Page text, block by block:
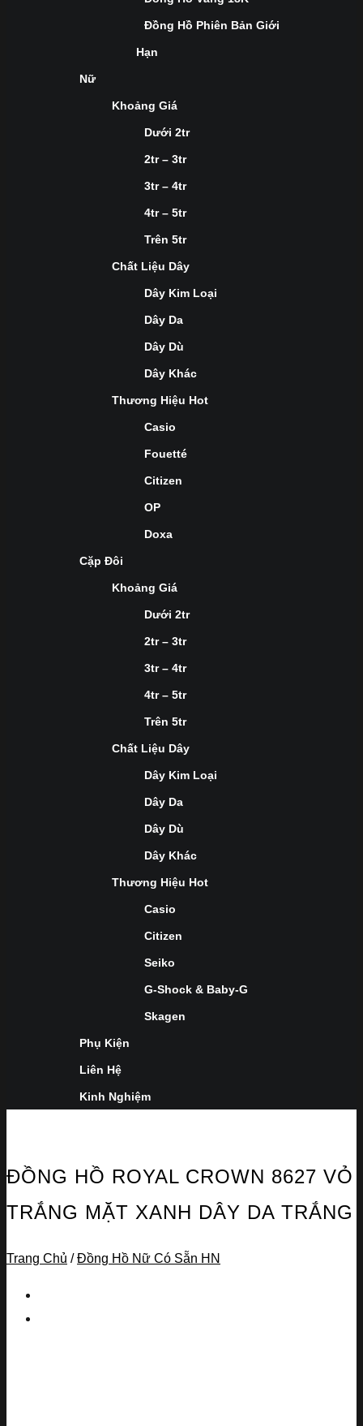
Đồng Hồ Phiên Bản Giới
Hạn
Nữ
Khoảng Giá
Dưới 2tr
2tr – 3tr
3tr – 4tr
4tr – 5tr
Trên 5tr
Chất Liệu Dây
Dây Kim Loại
Dây Da
Dây Dù
Dây Khác
Thương Hiệu Hot
Casio
Fouetté
Citizen
OP
Doxa
Cặp Đôi
Khoảng Giá
Dưới 2tr
2tr – 3tr
3tr – 4tr
4tr – 5tr
Trên 5tr
Chất Liệu Dây
Dây Kim Loại
Dây Da
Dây Dù
Dây Khác
Thương Hiệu Hot
Casio
Citizen
Seiko
G-Shock & Baby-G
Skagen
Phụ Kiện
Liên Hệ
Kinh Nghiệm
ĐỒNG HỒ ROYAL CROWN 8627 VỎ
TRẮNG MẶT XANH DÂY DA TRẮNG
Trang Chủ / Đồng Hồ Nữ Có Sẵn HN